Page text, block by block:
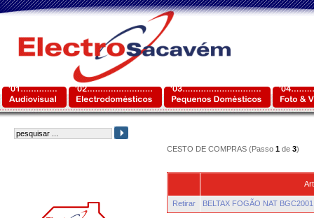
CESTO DE COMPRAS (Passo 1de 3)
Retirar BELTAX FOGÃO NAT